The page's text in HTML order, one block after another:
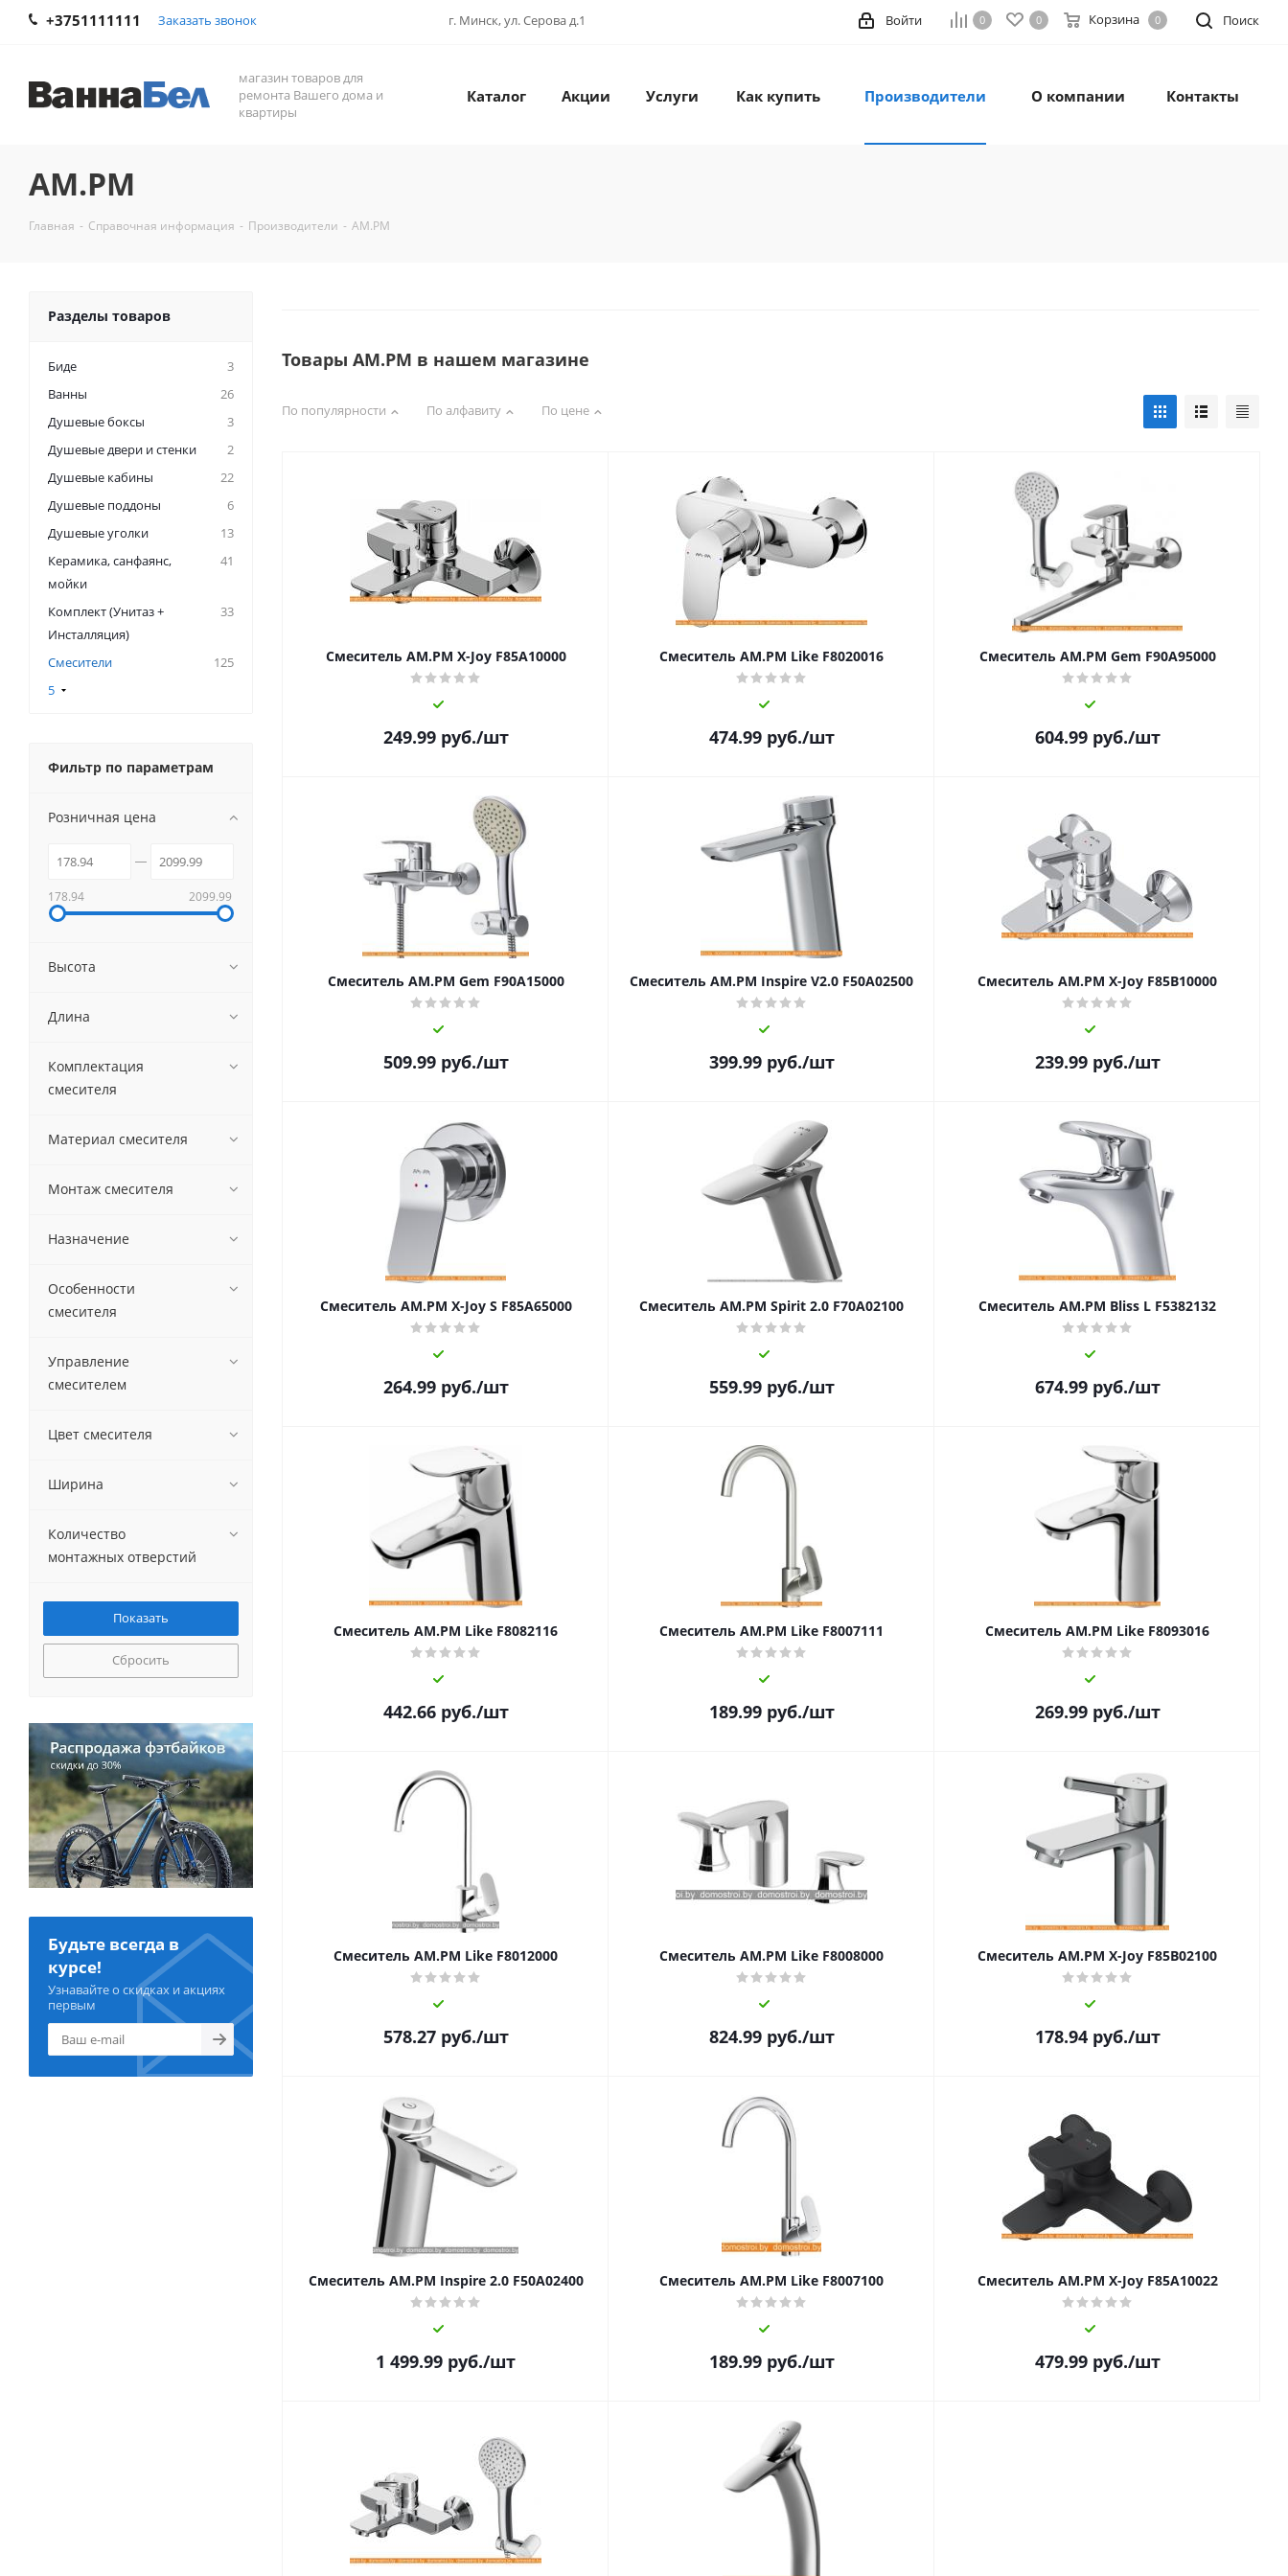
+3751111111 Заказать звонок г. Минск, ул. Серова д.1 Поиск
0 0 Корзина 0
Войти
магазин товаров для
ремонта Вашего дома и
квартиры
Каталог Акции Услуги Как купить Производители О компании Контакты
AM.PM
Главная - Справочная информация - Производители - AM.PM
Товары AM.PM в нашем магазине
По популярности По алфавиту По цене
Смеситель AM.PM X-Joy F85A10000
249.99руб./шт
Смеситель AM.PM Like F8020016
474.99руб./шт
Смеситель AM.PM Gem F90A95000
604.99руб./шт
Смеситель AM.PM Gem F90A15000
509.99руб./шт
Смеситель AM.PM Inspire V2.0 F50A02500
399.99руб./шт
Смеситель AM.PM X-Joy F85B10000
239.99руб./шт
Смеситель AM.PM X-Joy S F85A65000
264.99руб./шт
Смеситель AM.PM Spirit 2.0 F70A02100
559.99руб./шт
Смеситель AM.PM Bliss L F5382132
674.99руб./шт
Смеситель AM.PM Like F8082116
442.66руб./шт
Смеситель AM.PM Like F8007111
189.99руб./шт
Смеситель AM.PM Like F8093016
269.99руб./шт
Смеситель AM.PM Like F8012000
578.27руб./шт
Смеситель AM.PM Like F8008000
824.99руб./шт
Смеситель AM.PM X-Joy F85B02100
178.94руб./шт
Смеситель AM.PM Inspire 2.0 F50A02400
1 499.99 руб./шт
Смеситель AM.PM Like F8007100
189.99руб./шт
Смеситель AM.PM X-Joy F85A10022
479.99руб./шт
Разделы товаров
Биде
3
Ванны
26
Душевые боксы
3
Душевые двери и стенки
2
Душевые кабины
22
Душевые поддоны
6
Душевые уголки
13
Керамикa, санфаянс,
мойки
41
Комплект (Унитаз +
Инсталляция)
33
Смесители
125
5
Фильтр по параметрам
Розничная цена
178.94 2099.99
Высота
Длина
Комплектация
смесителя
Материал смесителя
Монтаж смесителя
Назначение
Особенности
смесителя
Управление
смесителем
Цвет смесителя
Ширина
Количество
монтажных отверстий
Сбросить
Будьте всегда в
курсе!
Узнавайте о скидках и акциях
первым